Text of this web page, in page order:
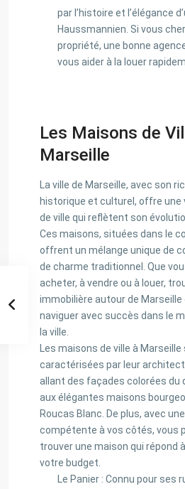
par l’histoire et l’élégance
Haussmannien. Si vous
propriété, une bonne
vous aider à la louer
Les Maisons de
Marseille
La ville de Marseille, avec son
historique et culturel, offre une
de ville qui reflètent son
Ces maisons, situées dans le
offrent un mélange unique de
de charme traditionnel. Que
acheter, à vendre ou à louer,
immobilière autour de
naviguer avec succès dans le
la ville.
Les maisons de ville à
caractérisées par leur
allant des façades colorées du
aux élégantes maisons
Roucas Blanc. De plus, avec
compétente à vos côtés, vous
trouver une maison qui répond
votre budget.
Le Panier : Connu pour